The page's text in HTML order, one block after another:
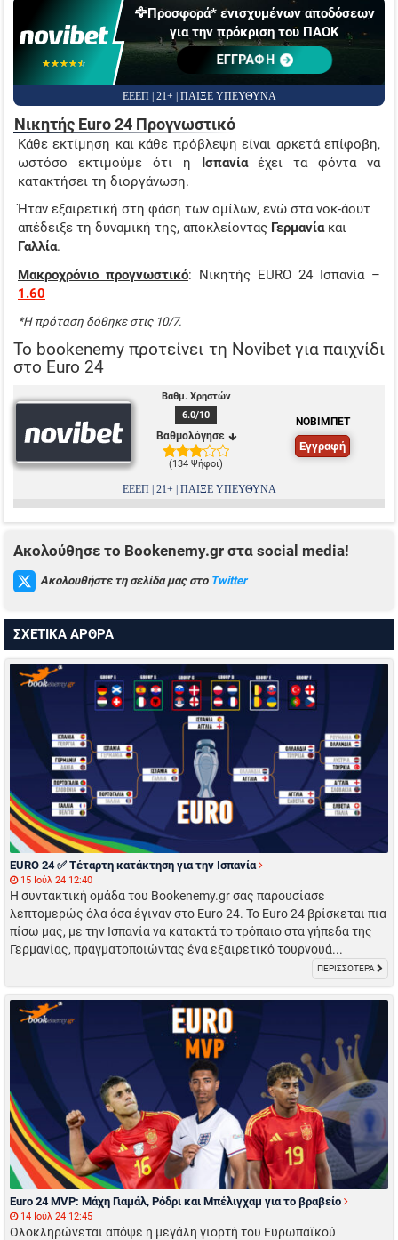
☆☆☆☆☆
★★★★★
🦅Προσφορά* ενισχυμένων αποδόσεων
για την πρόκριση του ΠΑΟΚ
ΕΓΓΡΑΦΗ
ΕΕΕΠ | 21+ | ΠΑΙΞΕ ΥΠΕΥΘΥΝΑ
Νικητής Euro 24 Προγνωστικό
Κάθε εκτίμηση και κάθε πρόβλεψη είναι αρκετά επίφοβη,
ωστόσο εκτιμούμε ότι η Ισπανίαέχει τα φόντα να
κατακτήσει τη διοργάνωση.
Ήταν εξαιρετική στη φάση των ομίλων, ενώ στα νοκ-άουτ
απέδειξε τη δυναμική της, αποκλείοντας Γερμανίακαι
Γαλλία.
Μακροχρόνιο προγνωστικό: Νικητής EURO 24 Ισπανία –
1.60
*Η πρόταση δόθηκε στις 10/7.
Το bookenemy προτείνει τη Novibet για παιχνίδι
στο Euro 24
Βαθμ. Χρηστών
6.0/10
Βαθμολόγησε
(134 Ψήφοι)
ΝΟΒΙΜΠΕΤ
Εγγραφή
ΕΕΕΠ | 21+ | ΠΑΙΞΕ ΥΠΕΥΘΥΝΑ
Ακολούθησε το Bookenemy.gr στα social media!
Ακολουθήστε τη σελίδα μας στο Twitter
ΣΧΕΤΙΚΑ ΑΡΘΡΑ
EURO 24 ✅ Τέταρτη κατάκτηση για την Ισπανία
15 Ιούλ 24 12:40
Η συντακτική ομάδα του Bookenemy.gr σας παρουσίασε
λεπτομερώς όλα όσα έγιναν στο Euro 24. To Euro 24 βρίσκεται πια
πίσω μας, με την Ισπανία να κατακτά το τρόπαιο στα γήπεδα της
Γερμανίας, πραγματοποιώντας ένα εξαιρετικό τουρνουά...
ΠΕΡΙΣΣΟΤΕΡΑ
Euro 24 MVP: Μάχη Γιαμάλ, Ρόδρι και Μπέλιγχαμ για το βραβείο
14 Ιούλ 24 12:45
Ολοκληρώνεται απόψε η μεγάλη γιορτή του Ευρωπαϊκού